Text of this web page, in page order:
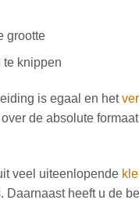
grootte
te knippen
is egaal en het
de absolute
veel uiteenlopende
Daarnaast heeft u de